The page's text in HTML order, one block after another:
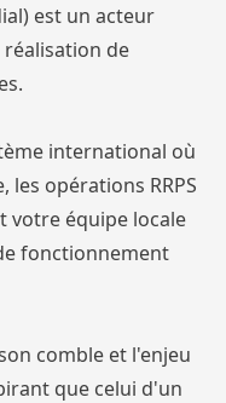
est un acteur
de
international où
les opérations RRPS
votre équipe locale
fonctionnement
comble et l'enjeu
que celui d'un